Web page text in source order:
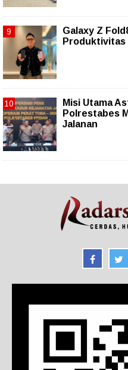
Galaxy Z
Produktivitas
Misi Utama
Polrestabes
Jalanan